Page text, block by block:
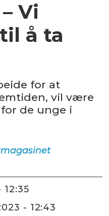
Vi
å ta
for at
vil være
de unge i
12:35
- 12:43